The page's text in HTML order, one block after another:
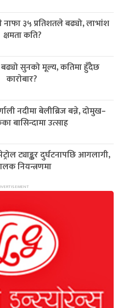
३५ प्रतिशतले बढ्यो, लाभांश
क्षमता कति?
सुनको मूल्य, कतिमा हुँदैछ
काराेबार?
नदीमा बेलीब्रिज बन्ने, दोमुख–
बासिन्दामा उत्साह
ट्याङ्कर दुर्घटनापछि आगलागी,
नियन्त्रणमा